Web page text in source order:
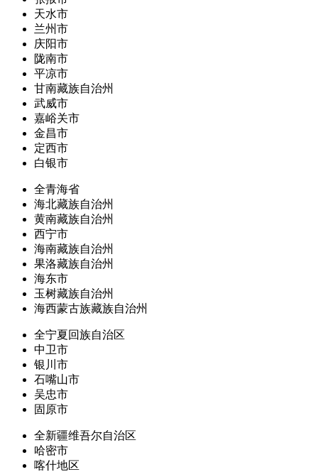
天水市
兰州市
庆阳市
陇南市
平凉市
甘南藏族自治州
武威市
嘉峪关市
金昌市
定西市
白银市
全青海省
海北藏族自治州
黄南藏族自治州
西宁市
海南藏族自治州
果洛藏族自治州
海东市
玉树藏族自治州
海西蒙古族藏族自治州
全宁夏回族自治区
中卫市
银川市
石嘴山市
吴忠市
固原市
全新疆维吾尔自治区
哈密市
喀什地区